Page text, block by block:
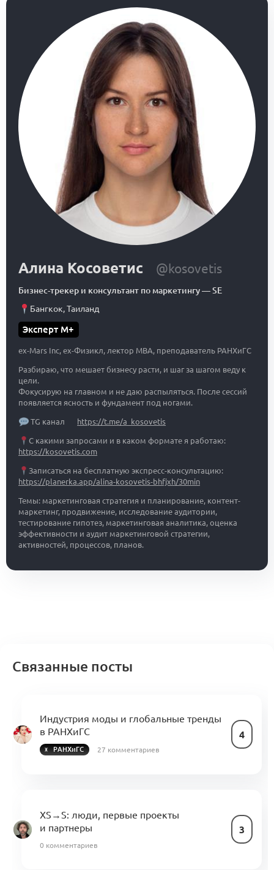
Алина Косоветис @kosovetis
Бизнес-трекер и консультант по маркетингу—SE
Бангкок,Таиланд
Эксперт M+
ex-Mars Inc, ex-Физикл, лектор MBA, преподаватель РАНХиГС
Разбираю, что мешает бизнесу расти, и шаг за шагом веду к
цели.
Фокусирую на главном и не даю распыляться. После сессий
появляется ясность и фундамент под ногами.
TG канал https://t.me/a_kosovetis
С какими запросами и в каком формате я работаю:
https://kosovetis.com
Записаться на бесплатную экспресс-консультацию:
https://planerka.app/alina-kosovetis-bhfjxh/30min
Темы: маркетинговая стратегия и планирование, контент-
маркетинг, продвижение, исследование аудитории,
тестирование гипотез, маркетинговая аналитика, оценка
эффективности и аудит маркетинговой стратегии,
активностей, процессов, планов.
Связанные посты
Индустрия моды и глобальные тренды
в РАНХиГС
4
РАНХиГС 27 комментариев
XS→S: люди, первые проекты
и партнеры
3
0 комментариев